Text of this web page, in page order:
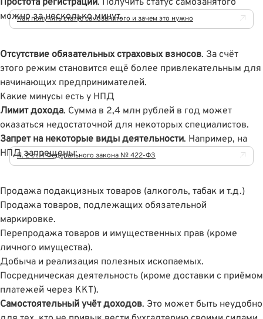
Простота регистрации. Получить статус самозанятого
можно за несколько минут.
Как получить статус самозанятого и зачем это нужно
Отсутствие обязательных страховых взносов. За счёт
этого режим становится ещё более привлекательным для
начинающих предпринимателей.
Какие минусы есть у НПД
Лимит дохода. Сумма в 2,4 млн рублей в год может
оказаться недостаточной для некоторых специалистов.
Запрет на некоторые виды деятельности. Например, на
НПД запрещены:
П. 2 ст. 4 Федерального закона № 422-ФЗ
Продажа подакцизных товаров (алкоголь, табак и т.д.)
Продажа товаров, подлежащих обязательной
маркировке.
Перепродажа товаров и имущественных прав (кроме
личного имущества).
Добыча и реализация полезных ископаемых.
Посредническая деятельность (кроме доставки с приёмом
платежей через ККТ).
Самостоятельный учёт доходов. Это может быть неудобно